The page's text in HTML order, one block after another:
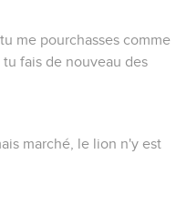
me pourchasses comme
fais de nouveau des
marché, le lion n'y est